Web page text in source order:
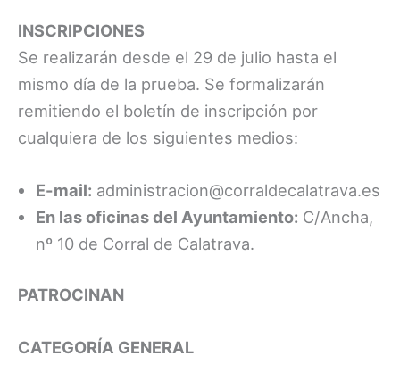
INSCRIPCIONES
Se realizarán desde el 29 de julio hasta el
mismo día de la prueba. Se formalizarán
remitiendo el boletín de inscripción por
cualquiera de los siguientes medios:
E-mail: administracion@corraldecalatrava.es
En las oficinas del Ayuntamiento: C/Ancha,
nº 10 de Corral de Calatrava.
PATROCINAN
CATEGORÍA GENERAL